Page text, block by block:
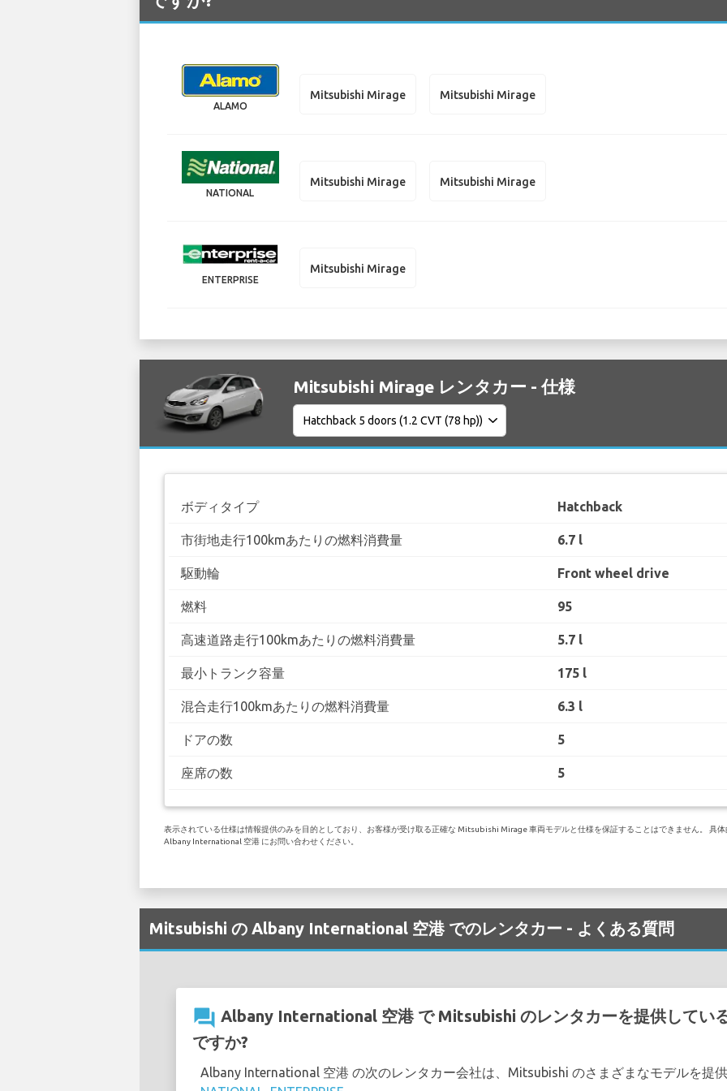
ALAMO
Mitsubishi Mirage Mitsubishi Mirage
NATIONAL
Mitsubishi Mirage Mitsubishi Mirage
ENTERPRISE
Mitsubishi Mirage
Mitsubishi Mirage レンタカー - 仕様
ボディタイプ Hatchback
市街地走行100kmあたりの燃料消費量 6.7 l
駆動輪 Front wheel drive
燃料 95
高速道路走行100kmあたりの燃料消費量 5.7 l
最小トランク容量 175 l
混合走行100kmあたりの燃料消費量 6.3 l
ドアの数 5
座席の数 5
表示されている仕様は情報提供のみを目的としており、お客様が受け取る正確な Mitsubishi Mirage 車両モデルと仕様を保証することはできません。 具
Albany International 空港 にお問い合わせください。
Mitsubishi の Albany International 空港 でのレンタカー - よくある質問
question_answer Albany International 空港 で Mitsubishi のレンタカーを提供してい
ですか?
Albany International 空港 の次のレンタカー会社は、Mitsubishi のさまざまなモデルを提